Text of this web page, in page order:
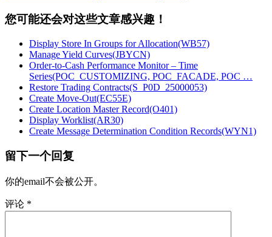
您可能还会对这些文章感兴趣！
Display Store In Groups for Allocation(WB57)
Manage Yield Curves(JBYCN)
Order-to-Cash Performance Monitor – Time
Series(POC_CUSTOMIZING, POC_FACADE, POC …
Restore Trading Contracts(S_P0D_25000053)
Create Move-Out(EC55E)
Create Location Master Record(O401)
Display Worklist(AR30)
Create Message Determination Condition Records(WYN1)
留下一个回复
你的email不会被公开。
评论 *